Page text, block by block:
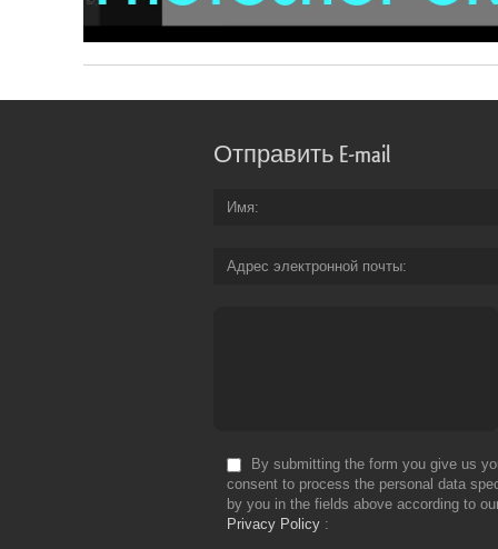
Отправить E-mail
Имя
Адрес электронной почты
By submitting the form you give us
consent to process the personal data
by you in the fields above according to
Privacy Policy